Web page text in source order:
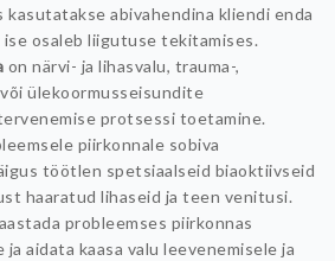
abivahendina kliendi enda
osaleb liigutuse tekitamises.
on närvi- ja lihasvalu, trauma-,
ülekoormusseisundite
protsessi toetamine.
piirkonnale sobiva
töötlen spetsiaalseid biaoktiivseid
haaratud lihaseid ja teen venitusi.
probleemses piirkonnas
aidata kaasa valu leevenemisele ja